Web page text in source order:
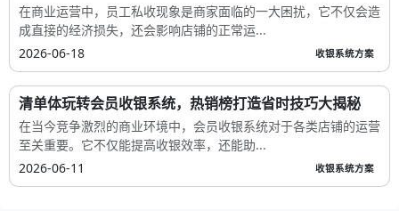
在商业运营中，员工私收现象是商家面临的一大困扰，它不仅会造
成直接的经济损失，还会影响店铺的正常运...
2026-06-18
收银系统方案
清单体玩转会员收银系统，热销榜打造省时技巧大揭秘
在当今竞争激烈的商业环境中，会员收银系统对于各类店铺的运营
至关重要。它不仅能提高收银效率，还能助...
2026-06-11
收银系统方案